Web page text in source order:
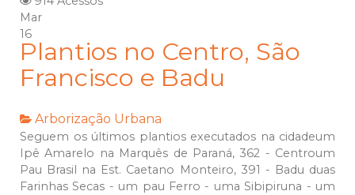
Mar
16
Plantios no Centro, São
Francisco e Badu
Arborização Urbana
Seguem os últimos plantios executados na cidadeum
Ipê Amarelo na Marquês de Paraná, 362 - Centroum
Pau Brasil na Est. Caetano Monteiro, 391 - Badu duas
Farinhas Secas - um pau Ferro - uma Sibipiruna - um